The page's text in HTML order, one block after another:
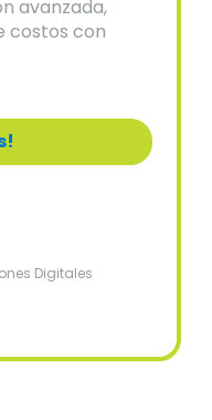
avanzada,
costos con
Digitales